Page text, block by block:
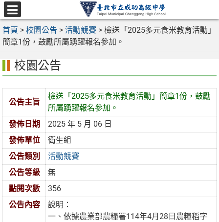
跳
至
主
要
區
選
單
首頁 > 校園公告 > 活動競賽 > 檢送「2025多元食米教育活動」
簡章1份，鼓勵所屬踴躍報名參加。
校園公告
公告主旨
檢送「2025多元食米教育活動」簡章1份，鼓勵
所屬踴躍報名參加。
發佈日期
2025 年 5 月 06 日
發佈單位
衛生組
公告類別
活動競賽
公告等級
無
點閱次數
356
公告內容
說明：
一、依據農業部農糧署114年4月28日農糧稻字